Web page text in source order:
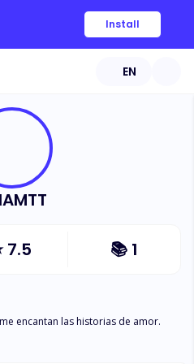
Install
EN
7.5 📚 1
encantan las historias de amor.